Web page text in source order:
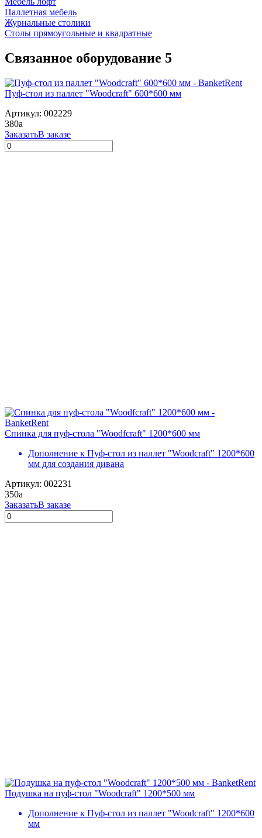
Паллетная мебель
Журнальные столики
Столы прямоугольные и квадратные
Связанное оборудование 5
Пуф-стол из паллет "Woodcraft" 600*600 мм
Артикул: 002229
380a
ЗаказатьВ заказе
Спинка для пуф-стола "Woodfcraft" 1200*600 мм
Дополнение к Пуф-стол из паллет "Woodcraft" 1200*600
мм для создания дивана
Артикул: 002231
350a
ЗаказатьВ заказе
Подушка на пуф-стол "Woodcraft" 1200*500 мм
Дополнение к Пуф-стол из паллет "Woodcraft" 1200*600
мм